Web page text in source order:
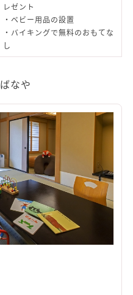
レゼント
・ベビー用品の設置
・バイキングで無料のおもてな
し
なや